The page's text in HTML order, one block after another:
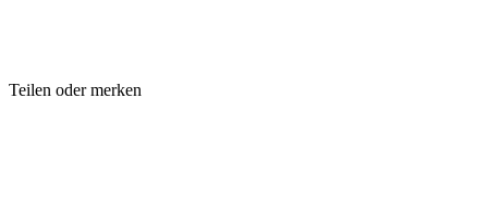
Teilen oder merken